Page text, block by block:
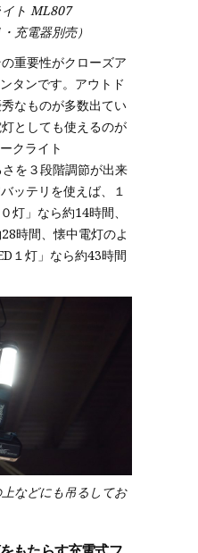
イト ML807
充電器別売）
重要性がクローズア
タンです。アウトド
なものが多数出てい
としても使えるのが
クライト
さを３段階調節が出来
ッテリを使えば、１
灯」なら約14時間、
時間、懐中電灯のよ
１灯」なら約43時間
などにも吊るしてお